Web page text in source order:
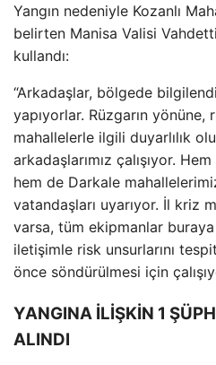
Yangın nedeniyle Kozanlı
belirten Manisa Valisi
kullandı:
“Arkadaşlar, bölgede
yapıyorlar. Rüzgarın yönüne,
mahallelerle ilgili duyarlılık
arkadaşlarımız çalışıyor.
hem de Darkale
vatandaşları uyarıyor. İl kriz
varsa, tüm ekipmanlar
iletişimle risk unsurlarını
önce söndürülmesi için çal
YANGINA İLİŞKİN 1
ALINDI